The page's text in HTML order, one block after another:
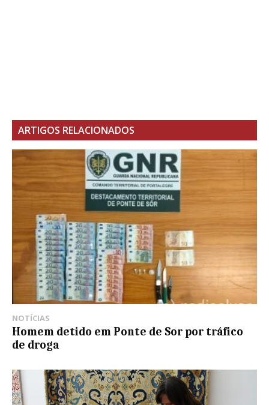
ARTIGOS RELACIONADOS
NOTÍCIAS
Homem detido em Ponte de Sor por tráfico
de droga